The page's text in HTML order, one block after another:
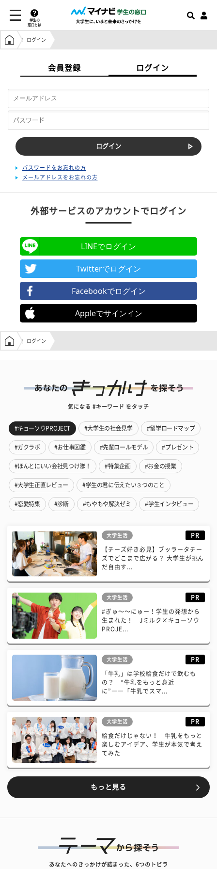
学生の
窓口とは
学生の窓口トップ
ログイン
会員登録 ログイン
パスワードをお忘れの方
メールアドレスをお忘れの方
外部サービスのアカウントでログイン
LINEでログイン
Twitterでログイン
Facebookでログイン
Appleでサインイン
学生の窓口トップ
ログイン
気になる #キーワード をタッチ
#キョーソウPROJECT #大学生の社会見学 #留学ロードマップ
#ガクラボ #お仕事図鑑 #先輩ロールモデル #プレゼント
#ほんとにいい会社見つけ隊！ #特集企画 #お金の授業
#大学生正直レビュー #学生の君に伝えたい３つのこと
#恋愛特集 #診断 #もやもや解決ゼミ #学生インタビュー
大学生活 PR
【チーズ好き必見】ブッラータチー
ズでどこまで広がる？ 大学生が挑ん
だ自由す...
大学生活 PR
#ぎゅ〜〜にゅー！学生の発想から
生まれた！ Jミルク×キョーソウ
PROJE...
大学生活 PR
「牛乳」は学校給食だけで飲むも
の？ “牛乳をもっと身近
に”――「牛乳でスマ...
大学生活 PR
給食だけじゃない！ 牛乳をもっと
楽しむアイデア、学生が本気で考え
てみた
もっと見る
あなたへのきっかけが詰まった、6つのトビラ